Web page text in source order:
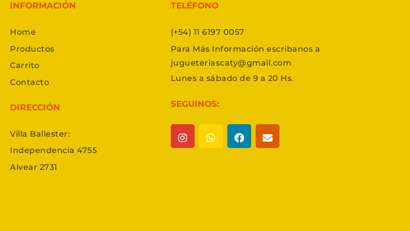
INFORMACIÓN
Home
Productos
Carrito
Contacto
DIRECCIÓN
Villa Ballester:
Independencia 4755
Alvear 2731
TELÉFONO
(+54) 11 6197 0057
Para Más Información escribanos a
jugueteriascaty@gmail.com
Lunes a sábado de 9 a 20 Hs.
SEGUINOS: